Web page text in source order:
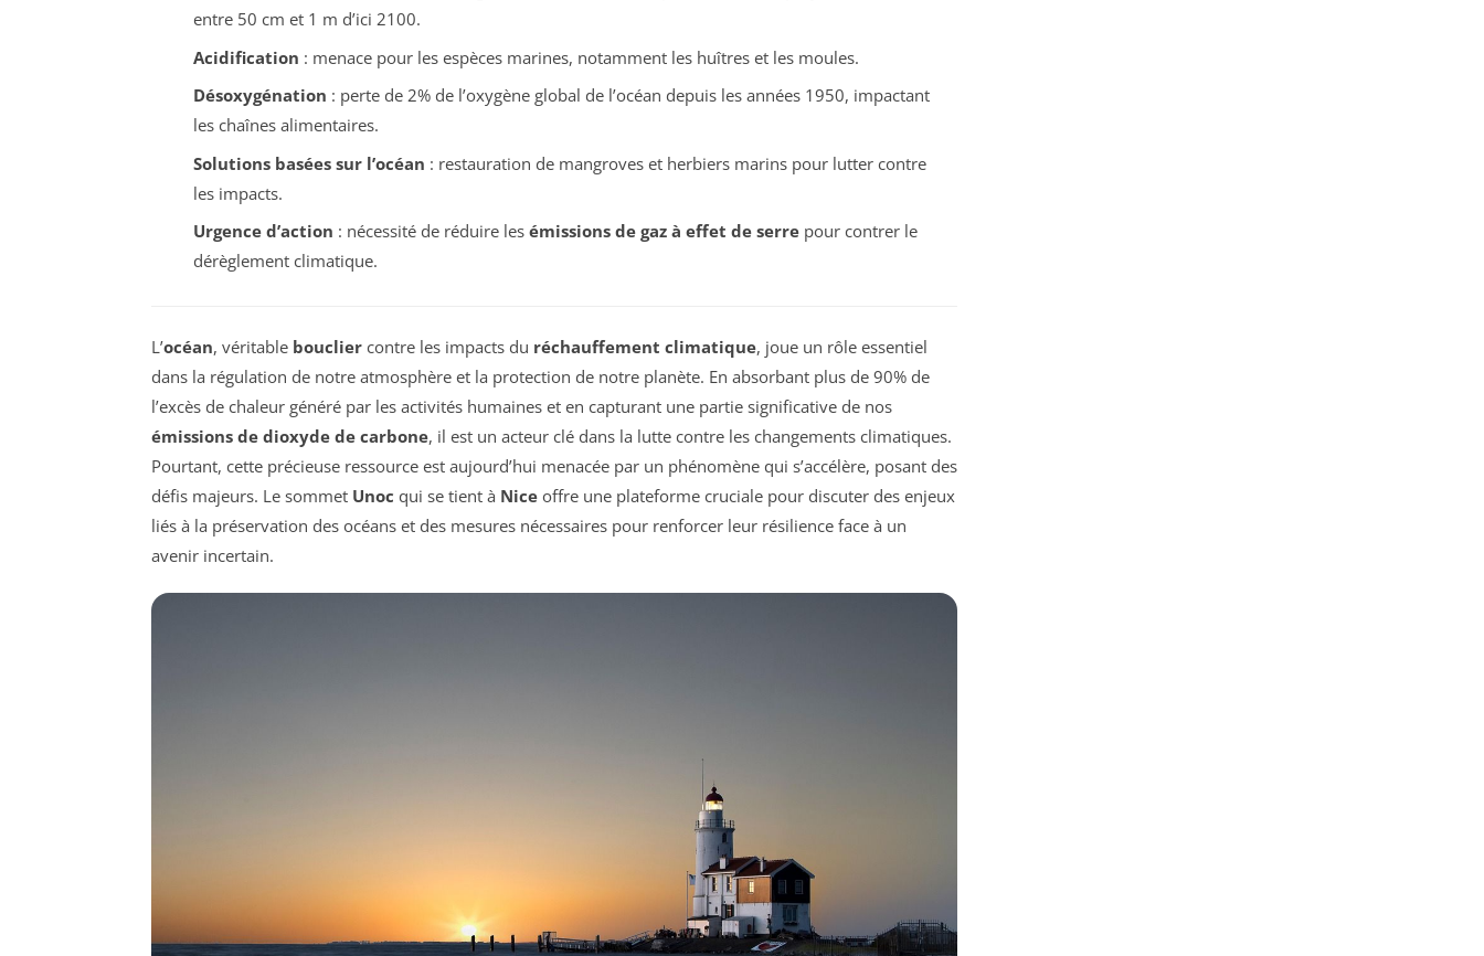
entre 50 cm et 1 m d’ici 2100.
Acidification : menace pour les espèces marines, notamment les huîtres et les moules.
Désoxygénation : perte de 2% de l’oxygène global de l’océan depuis les années 1950, impactant
les chaînes alimentaires.
Solutions basées sur l’océan : restauration de mangroves et herbiers marins pour lutter contre
les impacts.
Urgence d’action : nécessité de réduire les émissions de gaz à effet de serrepour contrer le
dérèglement climatique.
L’océan, véritable bouclier contre les impacts du réchauffement climatique, joue un rôle essentiel
dans la régulation de notre atmosphère et la protection de notre planète. En absorbant plus de 90% de
l’excès de chaleur généré par les activités humaines et en capturant une partie significative de nos
émissions de dioxyde de carbone, il est un acteur clé dans la lutte contre les changements climatiques.
Pourtant, cette précieuse ressource est aujourd’hui menacée par un phénomène qui s’accélère, posant des
défis majeurs. Le sommet Unoc qui se tient à Nice offre une plateforme cruciale pour discuter des enjeux
liés à la préservation des océans et des mesures nécessaires pour renforcer leur résilience face à un
avenir incertain.